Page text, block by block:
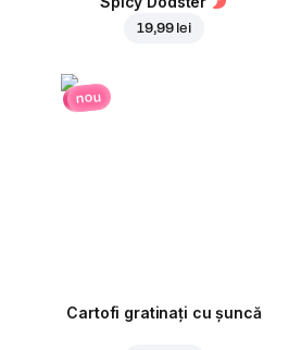
19,99 lei
nou
Cartofi gratinați cu șuncă